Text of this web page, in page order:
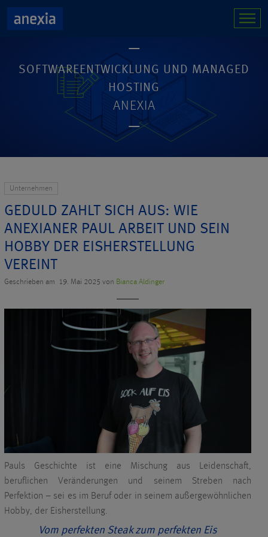
SOFTWAREENTWICKLUNG UND MANAGED
HOSTING
ANEXIA
Unternehmen
GEDULD ZAHLT SICH AUS: WIE
ANEXIANER PAUL ARBEIT UND SEIN
HOBBY DER EISHERSTELLUNG
VEREINT
Geschrieben am 19. Mai 2025 von Bianca Aldinger
Pauls Geschichte ist eine Mischung aus Leidenschaft,
beruflichen Veränderungen und seinem Streben nach
Perfektion – sei es im Beruf oder in seinem außergewöhnlichen
Hobby, der Eisherstellung.
Vom perfekten Steak zum perfekten Eis